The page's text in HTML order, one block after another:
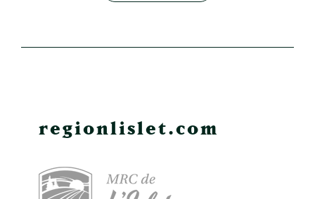
regionlislet.com